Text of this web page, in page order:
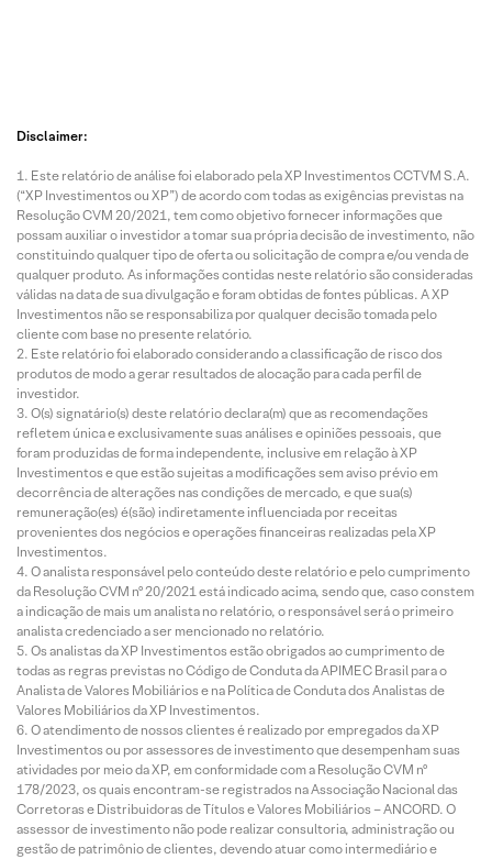
Disclaimer:
Este relatório de análise foi elaborado pela XP Investimentos CCTVM S.A.
(“XP Investimentos ou XP”) de acordo com todas as exigências previstas na
Resolução CVM 20/2021, tem como objetivo fornecer informações que
possam auxiliar o investidor a tomar sua própria decisão de investimento, não
constituindo qualquer tipo de oferta ou solicitação de compra e/ou venda de
qualquer produto. As informações contidas neste relatório são consideradas
válidas na data de sua divulgação e foram obtidas de fontes públicas. A XP
Investimentos não se responsabiliza por qualquer decisão tomada pelo
cliente com base no presente relatório.
Este relatório foi elaborado considerando a classificação de risco dos
produtos de modo a gerar resultados de alocação para cada perfil de
investidor.
O(s) signatário(s) deste relatório declara(m) que as recomendações
refletem única e exclusivamente suas análises e opiniões pessoais, que
foram produzidas de forma independente, inclusive em relação à XP
Investimentos e que estão sujeitas a modificações sem aviso prévio em
decorrência de alterações nas condições de mercado, e que sua(s)
remuneração(es) é(são) indiretamente influenciada por receitas
provenientes dos negócios e operações financeiras realizadas pela XP
Investimentos.
O analista responsável pelo conteúdo deste relatório e pelo cumprimento
da Resolução CVM nº 20/2021 está indicado acima, sendo que, caso constem
a indicação de mais um analista no relatório, o responsável será o primeiro
analista credenciado a ser mencionado no relatório.
Os analistas da XP Investimentos estão obrigados ao cumprimento de
todas as regras previstas no Código de Conduta da APIMEC Brasil para o
Analista de Valores Mobiliários e na Política de Conduta dos Analistas de
Valores Mobiliários da XP Investimentos.
O atendimento de nossos clientes é realizado por empregados da XP
Investimentos ou por assessores de investimento que desempenham suas
atividades por meio da XP, em conformidade com a Resolução CVM nº
178/2023, os quais encontram-se registrados na Associação Nacional das
Corretoras e Distribuidoras de Títulos e Valores Mobiliários – ANCORD. O
assessor de investimento não pode realizar consultoria, administração ou
gestão de patrimônio de clientes, devendo atuar como intermediário e